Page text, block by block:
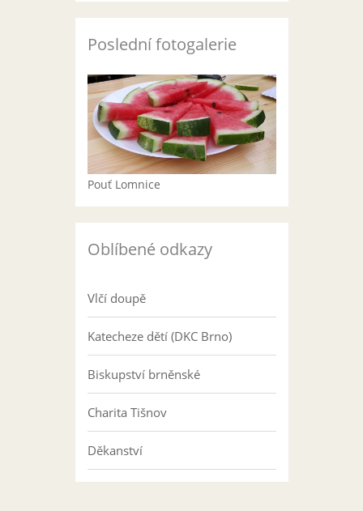
Poslední fotogalerie
Pouť Lomnice
Oblíbené odkazy
Vlčí doupě
Katecheze dětí (DKC Brno)
Biskupství brněnské
Charita Tišnov
Děkanství